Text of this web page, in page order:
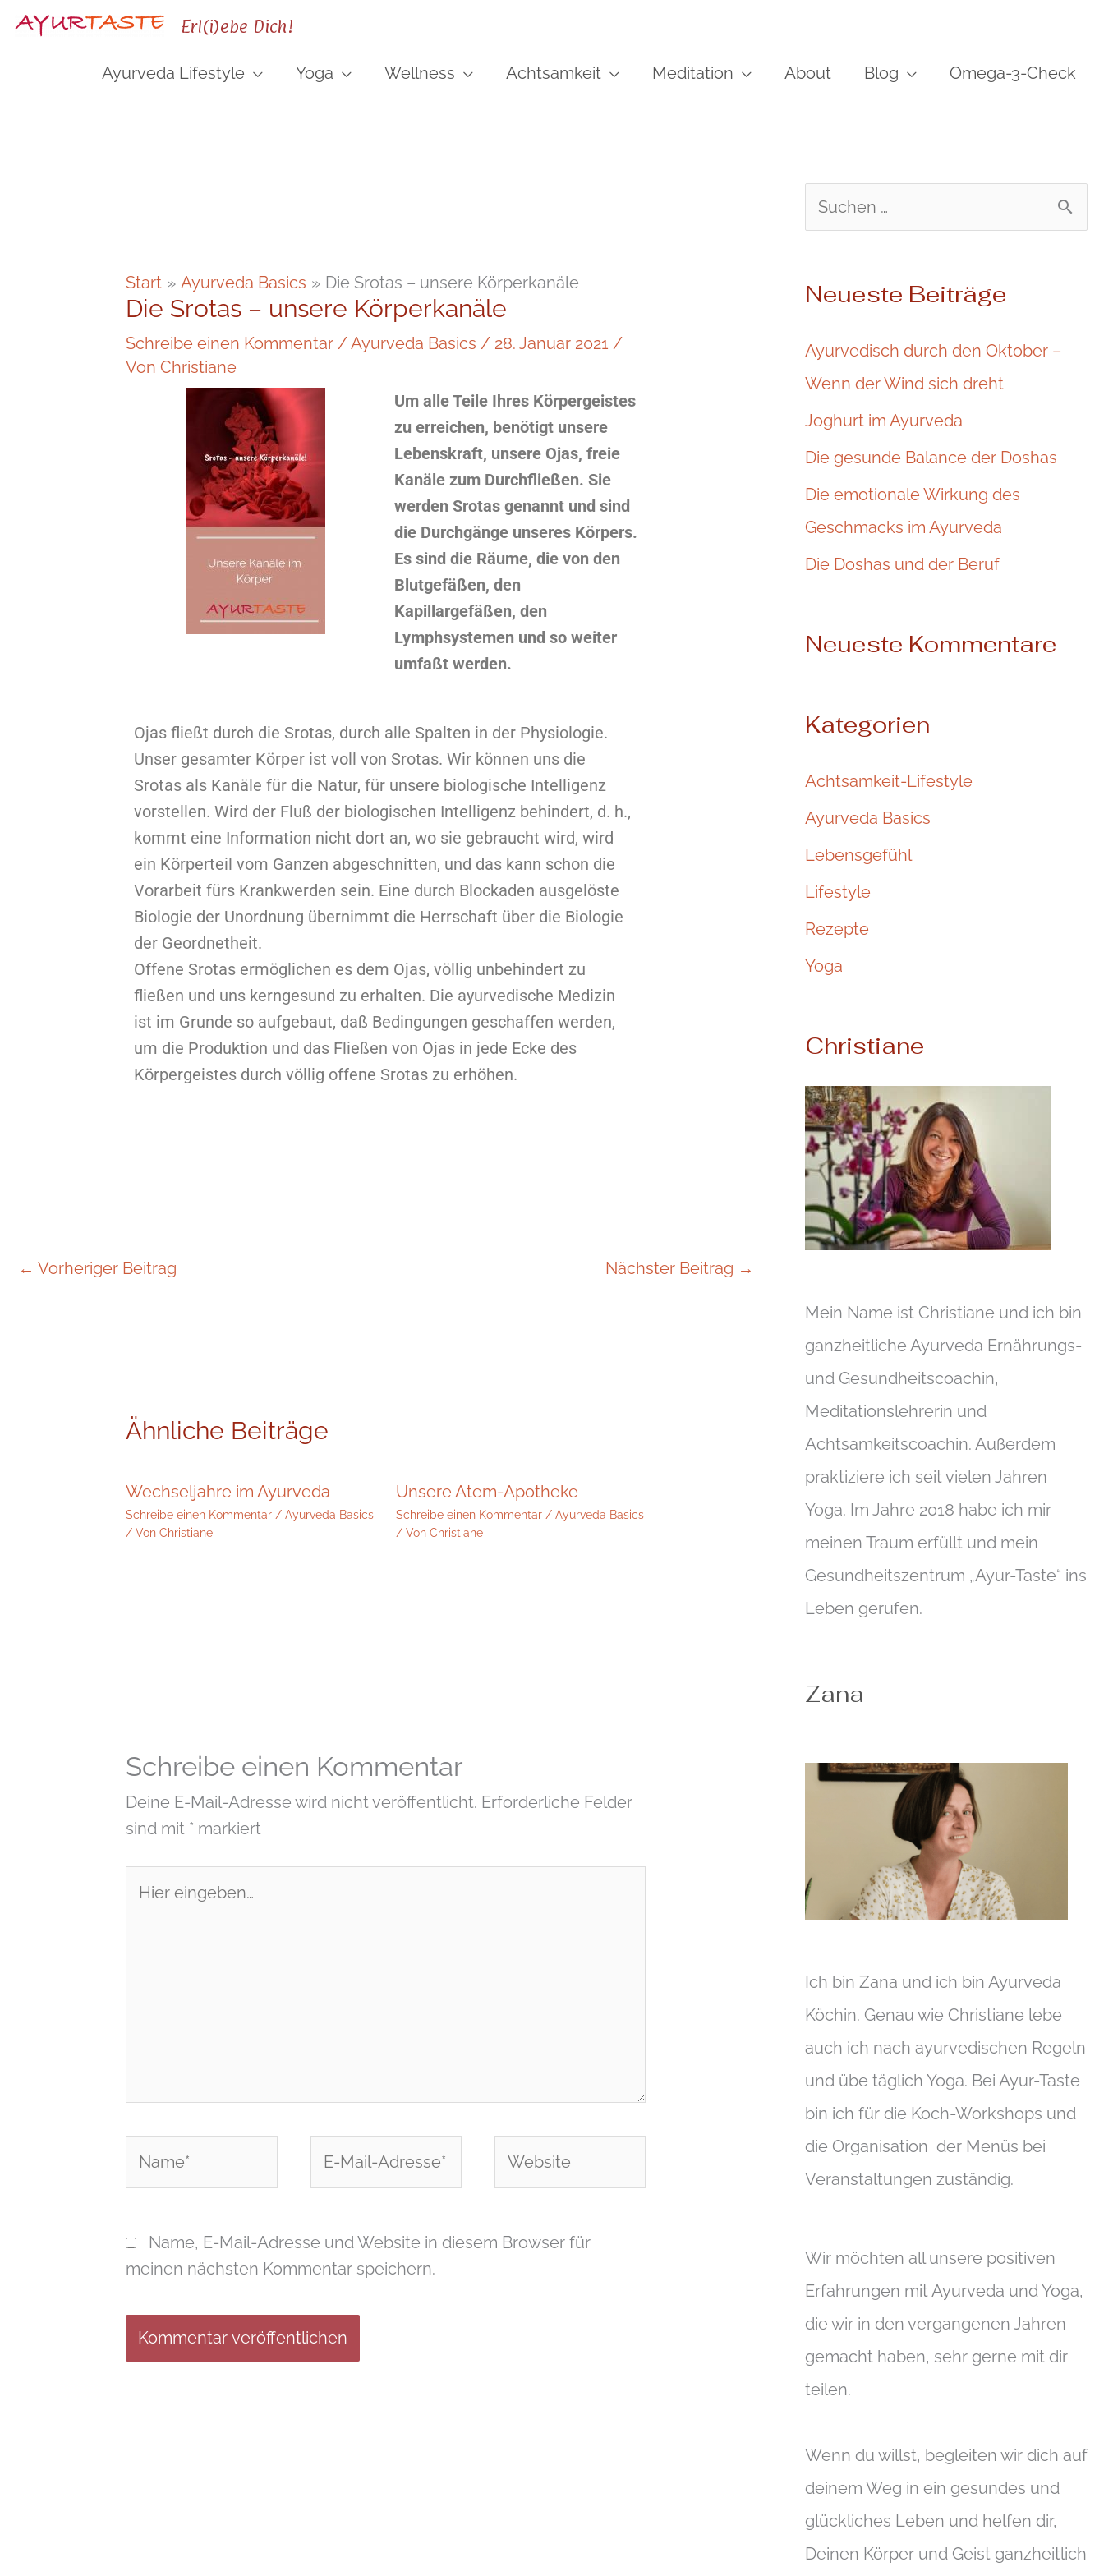
Zum
Inhalt
Erl(i)ebe Dich!
Ayurveda Lifestyle Yoga Wellness Achtsamkeit Meditation About Blog Omega-3-Check
Start Ayurveda Basics Die Srotas – unsere Körperkanäle
Die Srotas – unsere Körperkanäle
Schreibe einen Kommentar /Ayurveda Basics / 28. Januar 2021 /
VonChristiane
Um alle Teile Ihres Körpergeistes
zu erreichen, benötigt unsere
Lebenskraft, unsere Ojas, freie
Kanäle zum Durchfließen. Sie
werden Srotas genannt und sind
die Durchgänge unseres Körpers.
Es sind die Räume, die von den
Blutgefäßen, den
Kapillargefäßen, den
Lymphsystemen und so weiter
umfaßt werden.
Ojas fließt durch die Srotas, durch alle Spalten in der Physiologie.
Unser gesamter Körper ist voll von Srotas. Wir können uns die
Srotas als Kanäle für die Natur, für unsere biologische Intelligenz
vorstellen. Wird der Fluß der biologischen Intelligenz behindert, d. h.,
kommt eine Information nicht dort an, wo sie gebraucht wird, wird
ein Körperteil vom Ganzen abgeschnitten, und das kann schon die
Vorarbeit fürs Krankwerden sein. Eine durch Blockaden ausgelöste
Biologie der Unordnung übernimmt die Herrschaft über die Biologie
der Geordnetheit.
Offene Srotas ermöglichen es dem Ojas, völlig unbehindert zu
fließen und uns kerngesund zu erhalten. Die ayurvedische Medizin
ist im Grunde so aufgebaut, daß Bedingungen geschaffen werden,
um die Produktion und das Fließen von Ojas in jede Ecke des
Körpergeistes durch völlig offene Srotas zu erhöhen.
← Vorheriger Beitrag Nächster Beitrag →
Ähnliche Beiträge
Wechseljahre im Ayurveda
Schreibe einen Kommentar /Ayurveda Basics
/ VonChristiane
Unsere Atem-Apotheke
Schreibe einen Kommentar /Ayurveda Basics
/ VonChristiane
Schreibe einen Kommentar
Deine E-Mail-Adresse wird nicht veröffentlicht. Erforderliche Felder
sind mit * markiert
eingeben…
Mail-
Name, E-Mail-Adresse und Website in diesem Browser für
meinen nächsten Kommentar speichern.
e
n
n
Neueste Beiträge
Ayurvedisch durch den Oktober –
Wenn der Wind sich dreht
Joghurt im Ayurveda
Die gesunde Balance der Doshas
Die emotionale Wirkung des
Geschmacks im Ayurveda
Die Doshas und der Beruf
Neueste Kommentare
Kategorien
Achtsamkeit-Lifestyle
Ayurveda Basics
Lebensgefühl
Lifestyle
Rezepte
Yoga
Christiane
Mein Name ist Christiane und ich bin
ganzheitliche Ayurveda Ernährungs-
und Gesundheitscoachin,
Meditationslehrerin und
Achtsamkeitscoachin. Außerdem
praktiziere ich seit vielen Jahren
Yoga. Im Jahre 2018 habe ich mir
meinen Traum erfüllt und mein
Gesundheitszentrum „Ayur-Taste“ ins
Leben gerufen.
Zana
Ich bin Zana und ich bin Ayurveda
Köchin. Genau wie Christiane lebe
auch ich nach ayurvedischen Regeln
und übe täglich Yoga. Bei Ayur-Taste
bin ich für die Koch-Workshops und
die Organisation der Menüs bei
Veranstaltungen zuständig.
Wir möchten all unsere positiven
Erfahrungen mit Ayurveda und Yoga,
die wir in den vergangenen Jahren
gemacht haben, sehr gerne mit dir
teilen.
Wenn du willst, begleiten wir dich auf
deinem Weg in ein gesundes und
glückliches Leben und helfen dir,
Deinen Körper und Geist ganzheitlich